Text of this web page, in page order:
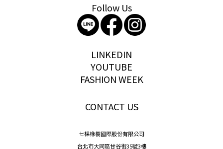
Follow Us
LINKEDIN
YOUTUBE
FASHION WEEK
CONTACT US
七棵橡樹國際股份有限公司
台北市大同區甘谷街35號3樓